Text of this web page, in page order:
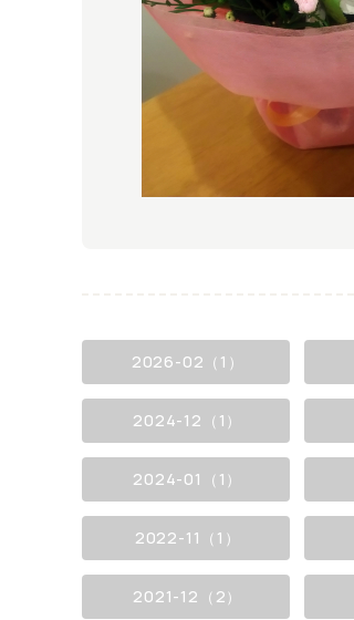
2026-02（1）
2024-12（1）
2024-01（1）
2022-11（1）
2021-12（2）